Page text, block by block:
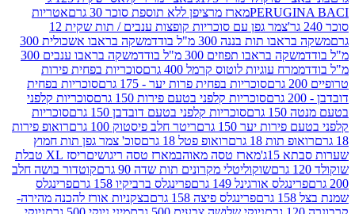
מארז מרציפן ללא תוספת סוכר 30 גרם
אטריות
צמר גפן עם סוכריות קופצות ענבים / תות שקית 12
תות בננה 300 מ"ל בודד
משקה בראבו אשכולית 300
בראבו תפוזים 300 מ"ל בודד
משקה בראבו ענבים 300
עוגיות לוטוס קרמל 400 גרם
סוכריות בפחית פירות
סוכריות בפחית פרות יער - 175 גרם
סוכריות בפחית
סוכריות קלפני בטעם פירות 150 גרם
סוכריות קלפני
סוכריות קלפני בטעם דובדבן 150 גרם
סוכריות
יער 150 גרם
ריטר חלב פיסטוק 100 גרם
רואופ פירות
תות 18 גרם
רואופ פטל 18 גרם
סוכ' צמר גפן תות חמוץ
מארז טסה מאוהב מארז טסה ריגושים
ריסז XL טבלת
שוקוליטלי מקרונים תות שדה 90 גרם
קוטדור בושה חלב
אורגינל 149 גרם
פרינגלס ברביקיו 158 גרם
פרינגלס
פרינגלס פיצה 158 גרם
בצקניות אורז להכנה מהירה-